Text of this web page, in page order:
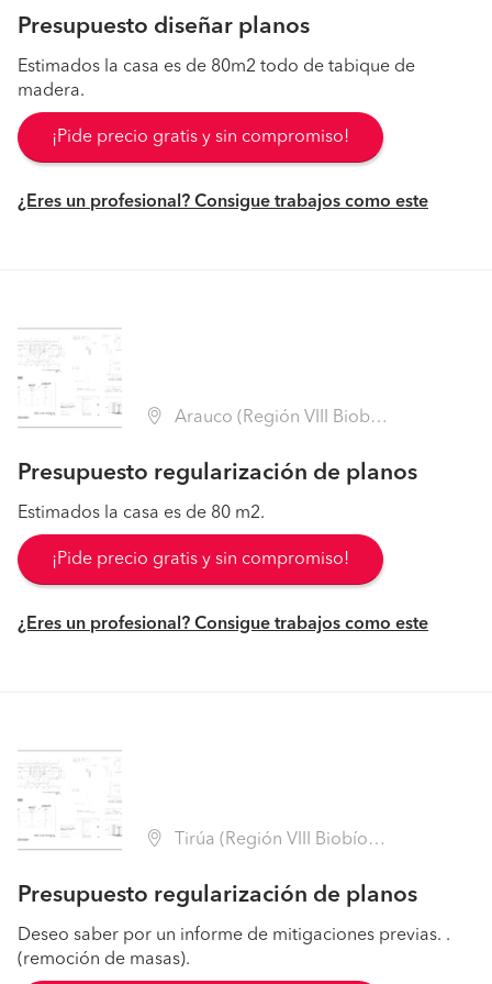
Presupuesto diseñar planos
Estimados la casa es de 80m2 todo de tabique de
madera.
¡Pide precio gratis y sin compromiso!
¿Eres un profesional? Consigue trabajos como este
Arauco (Región VIII Biobío - Arauco)
Presupuesto regularización de planos
Estimados la casa es de 80 m2.
¡Pide precio gratis y sin compromiso!
¿Eres un profesional? Consigue trabajos como este
Tirúa (Región VIII Biobío - Arauco)
Presupuesto regularización de planos
Deseo saber por un informe de mitigaciones previas. .
(remoción de masas).